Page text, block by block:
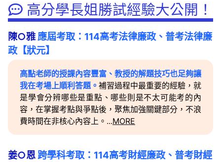
高分學長姐勝試經驗大公開！
陳○雅應屆考取：114高考法律廉政、普考法律廉
政【狀元】
高點老師的授課內容豐富、教授的解題技巧也足夠讓
我在考場上順利答題。 補習過程中最重要的經驗，就
是學會分辨哪些是重點、哪些則是不太可能考的內
容，在掌握考點與爭點後，聚焦加強關鍵部分，不浪
費時間在非核心內容上。...MORE
姜○恩跨學科考取：114高考財經廉政、普考財經